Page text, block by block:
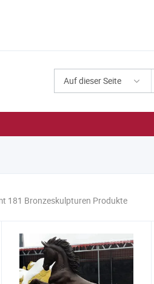
Auf dieser Seite
181 Bronzeskulpturen Produkte